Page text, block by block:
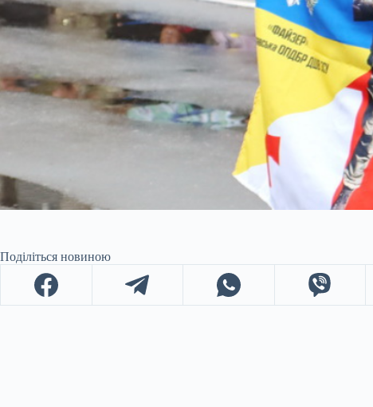
Поділіться новиною